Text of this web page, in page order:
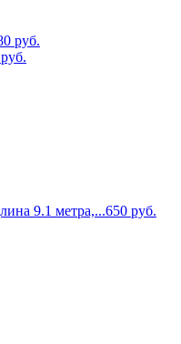
руб.
руб.
9.1 метра,...650 руб.